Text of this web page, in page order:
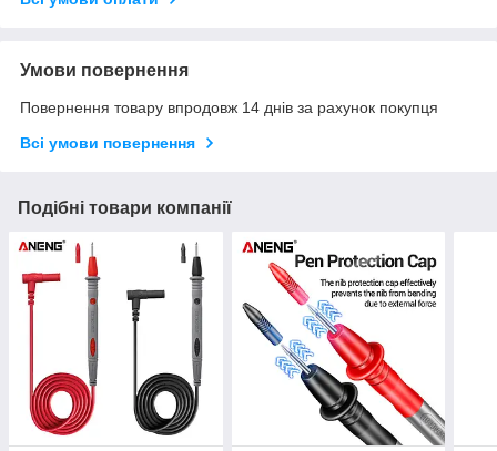
Умови повернення
Повернення товару впродовж 14 днів за рахунок покупця
Всі умови повернення
Подібні товари компанії